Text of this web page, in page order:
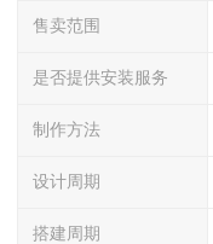
售卖范围
是否提供安装服务
制作方法
设计周期
搭建周期